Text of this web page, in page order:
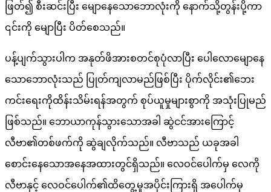
ဖြတ်၍ စီးဆင်းပြီး မျောနေသောဘောလုံးကို နောက်သို့တွန်းပို့ကာ
၎င်းကို မျောပြီး ပိတ်စေသည်။
ပန့်ပျက်သွားပါက အနုတ်ဖိအားစတင်စုပုံလာပြီး ပေါလောမျောနေ
သောဘောလုံးသည် ပြုတ်ကျလာမည်ဖြစ်ပြီး ပိုက်လိုင်း၏ဘေး
ကင်းရေးကိုထိန်းသိမ်းရန်အတွက် စုပ်ယူမှုများစွာကို အသုံးပြုမည်
ဖြစ်သည်။ ဘောယာကုန်သွားသောအခါ ဆွဲငင်အားကြောင့်
လီဗာ၏တစ်ဖက်ကို ဆွဲချလိုက်သည်။ လီဗာသည် ယခုအခါ
စောင်းနေသောအနေအထားတွင်ရှိသည်။ လေဝင်ပေါက်မှ လေကို
လီဗာနှင့် လေဝင်ပေါက်၏ထိတွေ့မှုအပိုင်းကြားရှိ အပေါက်မှ